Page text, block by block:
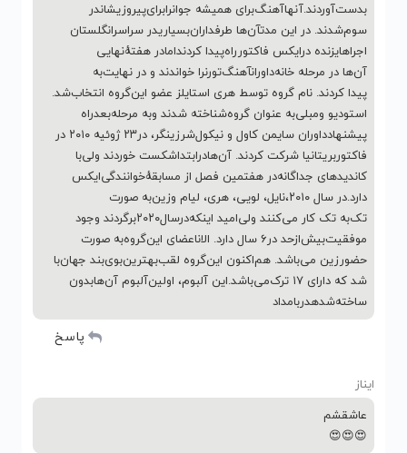
ﺑﺪﺳﺖآوردﻧﺪ.آﻧﻬﺎآﻫﻨﮓﺑﺮای ﻫﻤﯿﺸﻪ ﺟﻮانراﺑﺮایﭘﯿﺮوزﯾﺸﺎندر
ﺳﻮمﺷﺪﻧﺪ. در اﯾﻦ ﻣﺪتآنﻫﺎ ﻃﺮﻓﺪارانﺑﺴﯿﺎریدر ﺳﺮاﺳﺮاﻧﮕﻠﺴﺘﺎن
اﺟﺮاﻫﺎیزﻧﺪه دراﯾﮑﺲ ﻓﺎﮐﺘﻮرراهﭘﯿﺪا ﮐﺮدﻧﺪاﻣﺎدر ﻫﻔﺘﻪٔﻧﻬﺎﯾﯽ
آنﻫﺎ در ﻣﺮﺣﻠﻪ ﺧﺎﻧﻪداورانآﻫﻨﮓﺗﻮرنرا ﺧﻮاﻧﺪﻧﺪ و در ﻧﻬﺎﯾﺖﺑﻪ
ﭘﯿﺪا ﮐﺮدﻧﺪ. ﻧﺎم ﮔﺮوه ﺗﻮﺳﻂ ﻫﺮی اﺳﺘﺎﯾﻠﺰ ﻋﻀﻮ اﯾﻦﮔﺮوه اﻧﺘﺨﺎبﺷﺪ.
اﺳﺘﻮدﯾﻮ وﻣﺒﻠﯽﺑﻪ ﻋﻨﻮان ﮔﺮوهﺷﻨﺎﺧﺘﻪ ﺷﺪﻧﺪ وﺑﻪ ﻣﺮﺣﻠﻪﺑﻌﺪراه
ﭘﯿﺸﻨﻬﺎدداوران ﺳﺎﯾﻤﻦ ﮐﺎول و ﻧﯿﮑﻮلﺷﺮزﯾﻨﮕﺮ، در۲۳ ژوﺋﯿﻪ ۲۰۱۰ در
ﻓﺎﮐﺘﻮرﺑﺮﯾﺘﺎﻧﯿﺎ ﺷﺮﮐﺖ ﮐﺮدﻧﺪ. آنﻫﺎدراﺑﺘﺪاﺷﮑﺴﺖ ﺧﻮردﻧﺪ وﻟﯽﺑﺎ
ﮐﺎﻧﺪﯾﺪﻫﺎی ﺟﺪاﮔﺎﻧﻪدر ﻫﻔﺘﻤﯿﻦ ﻓﺼﻞ از ﻣﺴﺎﺑﻘﻪٔﺧﻮاﻧﻨﺪﮔﯽاﯾﮑﺲ
دارد.در ﺳﺎل ۲۰۱۰،ﻧﺎﯾﻞ، ﻟﻮﯾﯽ، ﻫﺮی، ﻟﯿﺎم وزﯾﻦﺑﻪ ﺻﻮرت
ﺗﮏﺑﻪ ﺗﮏ ﮐﺎر ﻣﯽﮐﻨﻨﺪ وﻟﯽاﻣﯿﺪ اﯾﻨﮑﻪدرﺳﺎل۲۰۲۰ﺑﺮﮔﺮدﻧﺪ وﺟﻮد
ﻣﻮﻓﻘﯿﺖﺑﯿﺶازﺣﺪ در۶ ﺳﺎل دارد. اﻻناﻋﻀﺎی اﯾﻦﮔﺮوهﺑﻪ ﺻﻮرت
ﺣﻀﻮرزﯾﻦ ﻣﯽﺑﺎﺷﺪ. ﻫﻢاﮐﻨﻮن اﯾﻦﮔﺮوه ﻟﻘﺐﺑﻬﺘﺮﯾﻦﺑﻮیﺑﻨﺪ ﺟﻬﺎنﺑﺎ
ﺷﺪ ﮐﻪ دارای ۱۷ ﺗﺮکﻣﯽﺑﺎﺷﺪ.اﯾﻦ آﻟﺒﻮم، اوﻟﯿﻦآﻟﺒﻮم آنﻫﺎﺑﺪون
ﺳﺎﺧﺘﻪﺷﺪهدرﺑﺎﻣﺪاد
پاسخ
ایناز
عاشقشم
😍😍😍